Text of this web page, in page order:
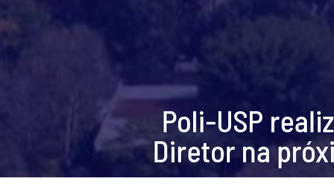
Poli-USP
Diretor na